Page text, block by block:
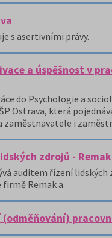
s asertivními právy.
a úspěšnost v
do Psychologie a
Ostrava, která
zaměstnavatele i
zdrojů -
auditem řízení lidských
firmě Remak a.